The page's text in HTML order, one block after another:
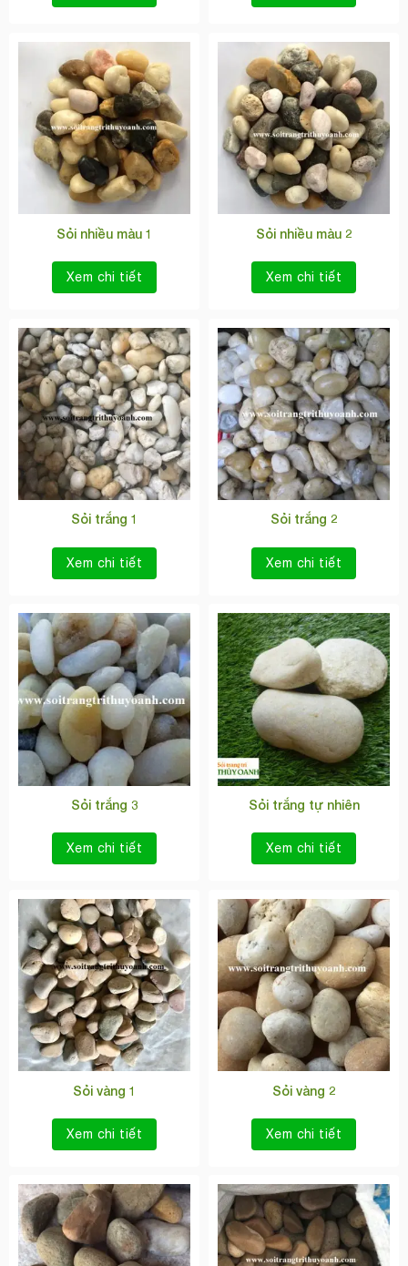
Sỏi nhiều màu 1
Xem chi tiết
Sỏi nhiều màu 2
Xem chi tiết
Sỏi trắng 1
Xem chi tiết
Sỏi trắng 2
Xem chi tiết
Sỏi trắng 3
Xem chi tiết
Sỏi trắng tự nhiên
Xem chi tiết
Sỏi vàng 1
Xem chi tiết
Sỏi vàng 2
Xem chi tiết